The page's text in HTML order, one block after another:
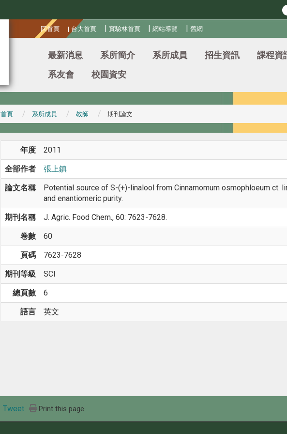
回首頁 | 台大首頁 | 實驗林首頁 |網站導覽 |舊網
最新消息 系所簡介 系所成員 招生資訊 課程資
系友會
校園資安
首頁 系所成員 教師 期刊論文
年度 2011
全部作者 張上鎮
論文名稱
Potential source of S-(+)-linalool from Cinnamomum osmophloeum ct.
and enantiomeric purity.
期刊名稱 J. Agric. Food Chem., 60: 7623-7628.
卷數 60
頁碼 7623-7628
期刊等級 SCI
總頁數 6
語言 英文
Tweet Print this page